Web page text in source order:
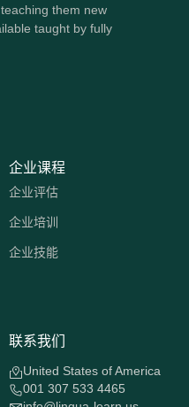
them new
taught by fully
企业课程
企业评估
企业培训
企业技能
联系我们
United States of America
001 307 533 4465